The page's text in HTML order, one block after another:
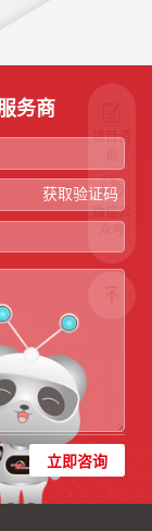
项目咨
微信公
众号
务商
获取验证码
立即咨询